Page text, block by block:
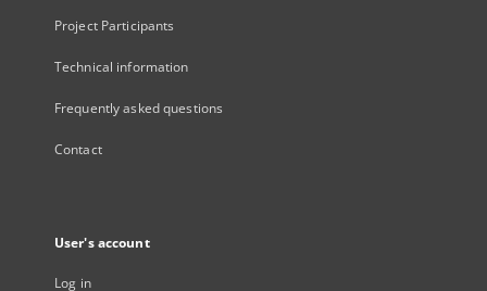
Project Participants
Technical information
Frequently asked questions
Contact
User's account
Log in